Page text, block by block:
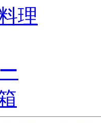
理